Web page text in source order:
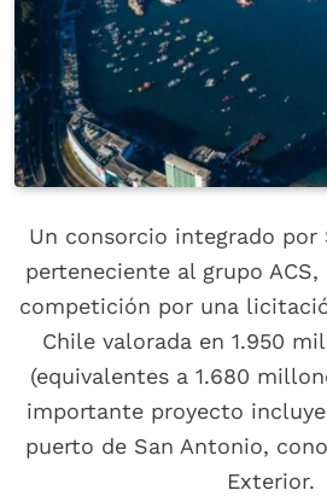
Un consorcio integrado por
perteneciente al grupo
competición por una
Chile valorada en 1.950
(equivalentes a 1.680
importante proyecto
puerto de San Antonio,
Exterior.